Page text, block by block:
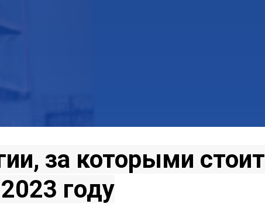
за которыми стоит
году